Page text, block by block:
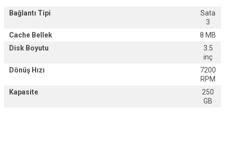
Bağlantı Tipi
Sata
3
Cache Bellek
8 MB
Disk Boyutu
3.5
inç
Dönüş Hızı
7200
RPM
Kapasite
250
GB